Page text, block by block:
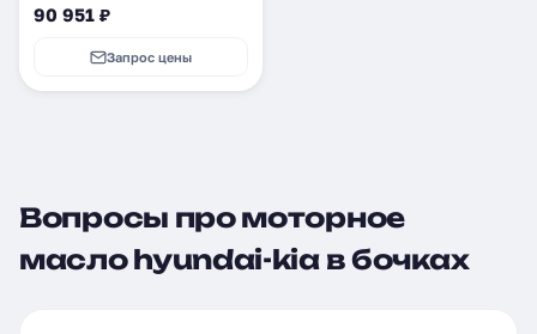
90 951 ₽
Запрос цены
Вопросы про моторное
масло hyundai-kia в бочках